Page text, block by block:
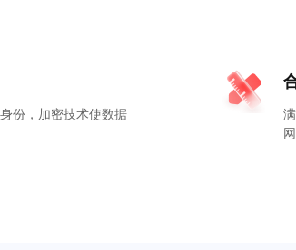
份，加密技术使数据